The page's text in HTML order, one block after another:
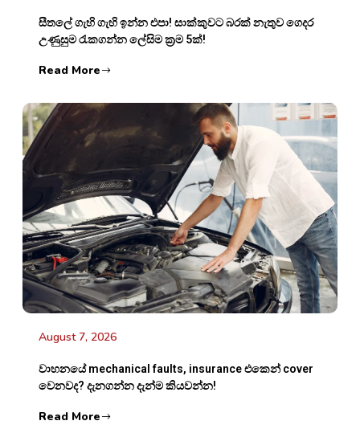
සීතලේ ගැහි ගැහි ඉන්න එපා! සාක්කුවට බරක් නැතුව ගෙදර
උණුසුම රැකගන්න ලේසිම ක්‍රම 5ක්!
Read More
August 7, 2026
වාහනයේ mechanical faults, insurance එකෙන් cover
වෙනවද? දැනගන්න දැන්ම කියවන්න!
Read More